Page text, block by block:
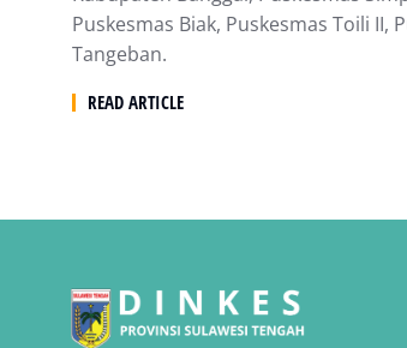
Puskesmas Biak, Puskesmas Toili II,
Tangeban.
READ ARTICLE